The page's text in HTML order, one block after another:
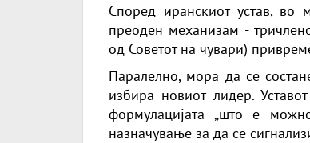
Според иранскиот устав, во
преоден механизам -
од Советот на чувари)
Паралелно, мора да се
избира новиот лидер.
формулацијата „што е
назначување за да се